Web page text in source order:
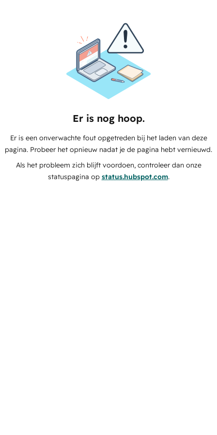
Er is nog hoop.
Er is een onverwachte fout opgetreden bij het laden van deze
pagina. Probeer het opnieuw nadat je de pagina hebt vernieuwd.
Als het probleem zich blijft voordoen, controleer dan onze
statuspagina op status.hubspot.com.